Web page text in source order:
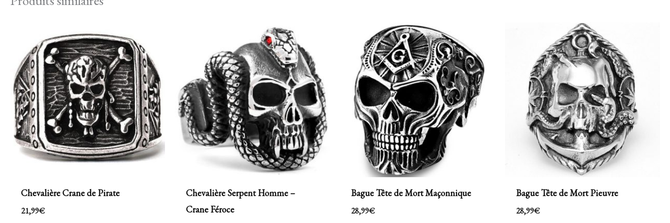
Chevalière Crane de Pirate
21,99€
Chevalière Serpent Homme –
Crane Féroce
Bague Tête de Mort Maçonnique
28,99€
Bague Tête de Mort Pieuvre
28,99€